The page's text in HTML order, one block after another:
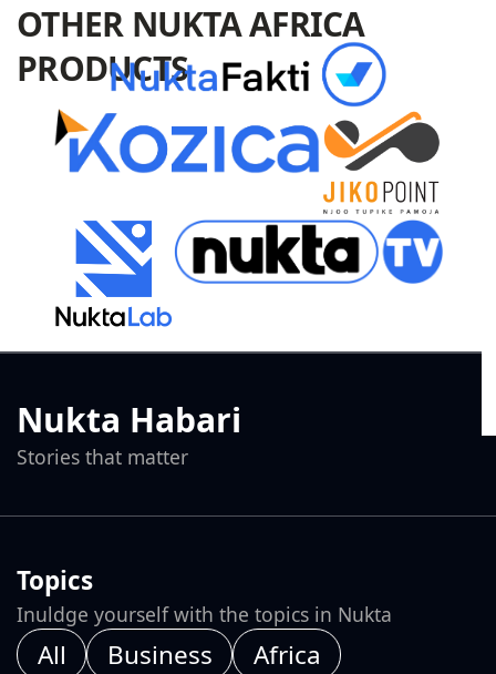
OTHER NUKTA AFRICA
PRODUCTS
Nukta Habari
Stories that matter
Topics
Inuldge yourself with the topics in Nukta
All Business Africa